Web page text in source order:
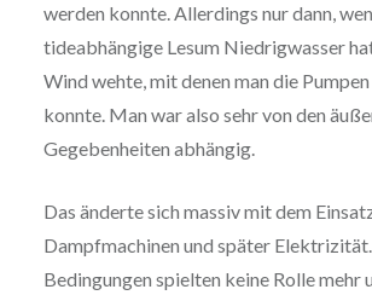
werden konnte. Allerdings nur dann,
tideabhängige Lesum Niedrigwasser
Wind wehte, mit denen man die
konnte. Man war also sehr von den
Gegebenheiten abhängig.
Das änderte sich massiv mit dem
Dampfmachinen und später
Bedingungen spielten keine Rolle mehr